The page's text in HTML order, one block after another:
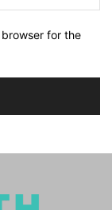
for the